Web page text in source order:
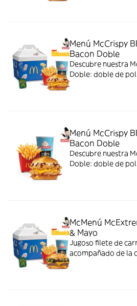
doble de cheddar,
Menú McCrispy
Bacon Doble
Descubre nuestra
Doble: doble de
Menú McCrispy
Bacon Doble
Descubre nuestra
Doble: doble de
McMenú
& Mayo
Jugoso filete de
acompañado de la
doble de cheddar,